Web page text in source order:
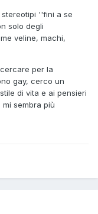
''fini a se
solo degli
veline, machi,
per la
gay, cerco un
di vita e ai pensieri
sembra più